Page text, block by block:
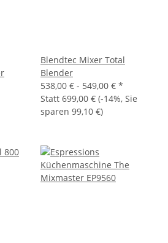
Blendtec Mixer Total
Blender
538,00 € - 549,00 € *
Statt 699,00 € (-14%, Sie
sparen 99,10 €)